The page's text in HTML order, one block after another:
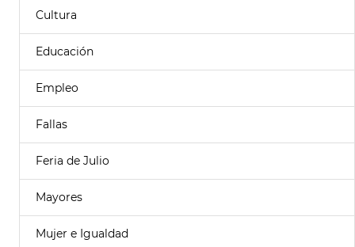
Cultura
Educación
Empleo
Fallas
Feria de Julio
Mayores
Mujer e Igualdad